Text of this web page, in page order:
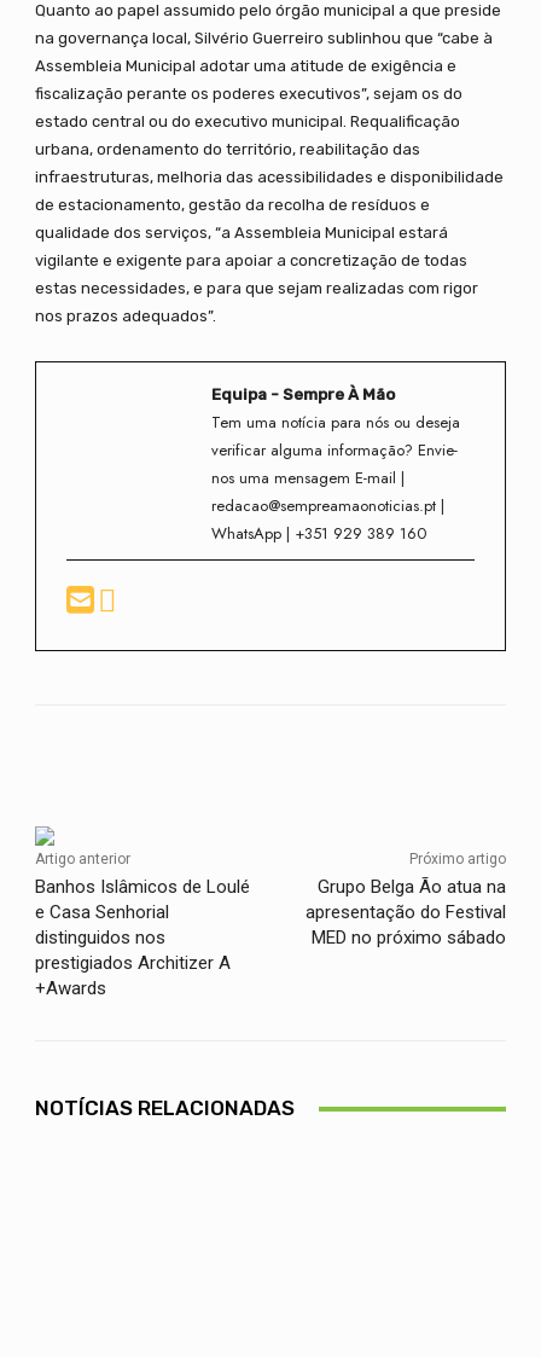
Quanto ao papel assumido pelo órgão municipal a que preside
na governança local, Silvério Guerreiro sublinhou que “cabe à
Assembleia Municipal adotar uma atitude de exigência e
fiscalização perante os poderes executivos”, sejam os do
estado central ou do executivo municipal. Requalificação
urbana, ordenamento do território, reabilitação das
infraestruturas, melhoria das acessibilidades e disponibilidade
de estacionamento, gestão da recolha de resíduos e
qualidade dos serviços, “a Assembleia Municipal estará
vigilante e exigente para apoiar a concretização de todas
estas necessidades, e para que sejam realizadas com rigor
nos prazos adequados”.
Equipa - Sempre À Mão
Tem uma notícia para nós ou deseja
verificar alguma informação? Envie-
nos uma mensagem E-mail |
redacao@sempreamaonoticias.pt |
WhatsApp | +351 929 389 160
Artigo anterior
Banhos Islâmicos de Loulé
e Casa Senhorial
distinguidos nos
prestigiados Architizer A
+Awards
Próximo artigo
Grupo Belga Ão atua na
apresentação do Festival
MED no próximo sábado
NOTÍCIAS RELACIONADAS